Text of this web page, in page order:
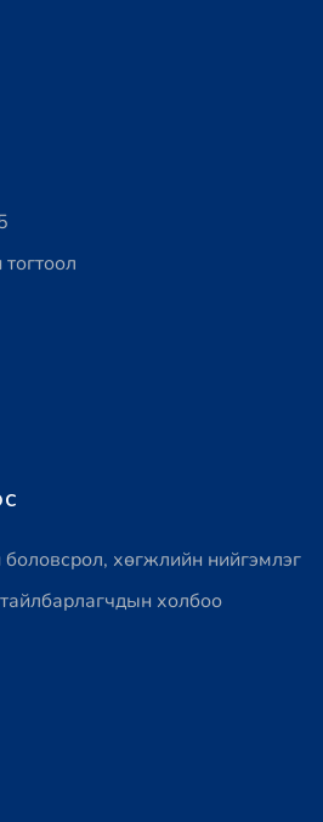
хөгжлийн нийгэмлэг
холбоо